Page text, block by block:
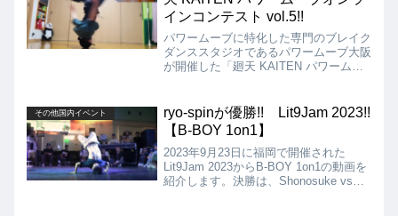
インコンテスト vol.5!!
パワームーブに特化した専門のブレイク
ダンススタジオであるパワームーブ大阪
が開催した「廻天 KAITEN パワームー
YOSHIYUKI、一般の部がsonoとなりま
した!!
その他国内イベント
ryo-spinが優勝!! Lit9Jam 2023!!
【B-BOY 1on1】
2023年9月23日に福岡で開催された
Lit9Jam 2023からB-BOY 1on1の動画を
紹介します。決勝は、Shonosuke vs